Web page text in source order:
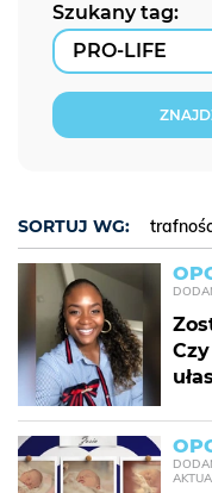
Szukany tag:
SORTUJ WG: